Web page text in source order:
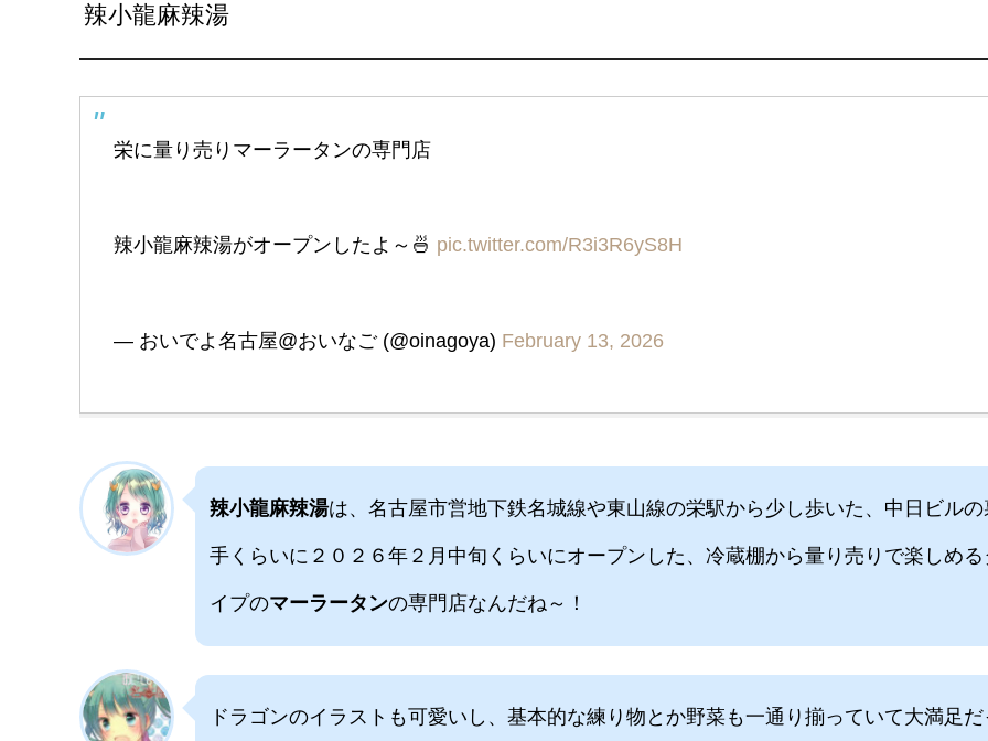
辣小龍麻辣湯
栄に量り売りマーラータンの専門店
辣小龍麻辣湯がオープンしたよ～🍜 pic.twitter.com/R3i3R6yS8H
— おいでよ名古屋@おいなご (@oinagoya) February 13, 2026
辣小龍麻辣湯は、名古屋市営地下鉄名城線や東山線の栄駅から少し歩いた、中日ビルの
手くらいに２０２６年２月中旬くらいにオープンした、冷蔵棚から量り売りで楽しめる
イプのマーラータンの専門店なんだね～！
ドラゴンのイラストも可愛いし、基本的な練り物とか野菜も一通り揃っていて大満足だ